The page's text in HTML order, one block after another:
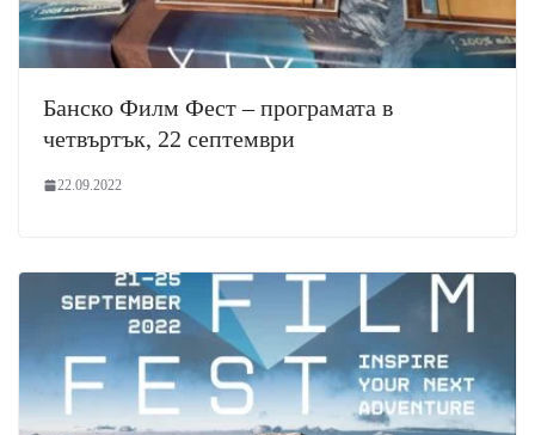
Банско Филм Фест – програмата в
четвъртък, 22 септември
22.09.2022